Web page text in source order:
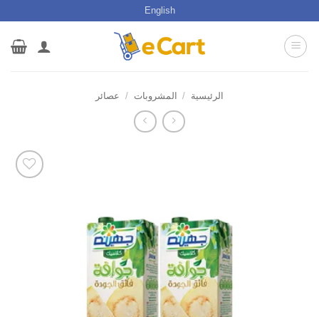
English
الرئيسية / المشروبات / عصائر